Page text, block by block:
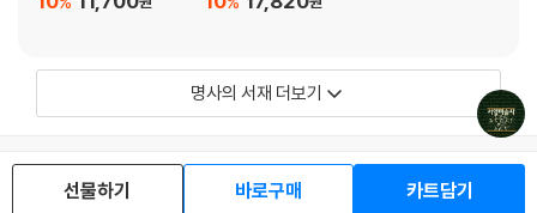
명사의 서재 더보기
선물하기 바로구매 카트담기
로그인 최근 본 상품 주문/배송